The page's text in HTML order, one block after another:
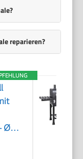
reparieren?
Ø